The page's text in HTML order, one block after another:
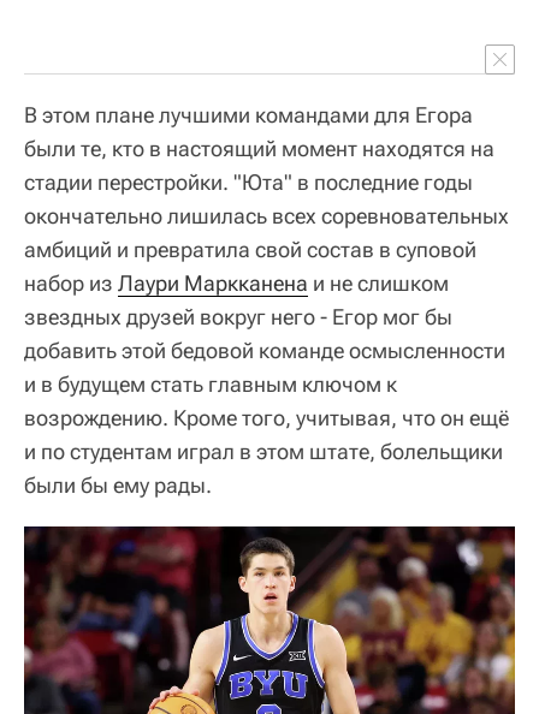
В этом плане лучшими командами для Егора
были те, кто в настоящий момент находятся на
стадии перестройки. "Юта" в последние годы
окончательно лишилась всех соревновательных
амбиций и превратила свой состав в суповой
набор из Лаури Маркканена и не слишком
звездных друзей вокруг него - Егор мог бы
добавить этой бедовой команде осмысленности
и в будущем стать главным ключом к
возрождению. Кроме того, учитывая, что он ещё
и по студентам играл в этом штате, болельщики
были бы ему рады.